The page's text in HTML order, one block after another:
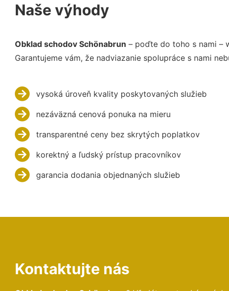
Naše výhody
Obklad schodov Schönabrun – poďte do toho s nami –
Garantujeme vám, že nadviazanie spolupráce s nami
vysoká úroveň kvality poskytovaných služieb
nezáväzná cenová ponuka na mieru
transparentné ceny bez skrytých poplatkov
korektný a ľudský prístup pracovníkov
garancia dodania objednaných služieb
Kontaktujte nás